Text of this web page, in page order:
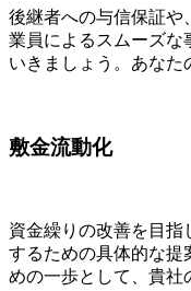
後継者への与信保証や
業員によるスムーズな
いきましょう。あなた
敷金流動化
資金繰りの改善を目
するための具体的な提
めの一歩として、貴社